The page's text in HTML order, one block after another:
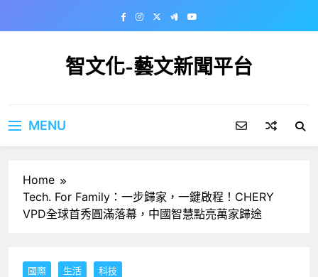
智文化-藝文新聞平台
MENU
Home
Tech. For Family：一步歸家，一鍵啟程！CHERY
VPD全球首秀圓滿落幕，中國智慧點亮萬家歸途
國際 生活 科技